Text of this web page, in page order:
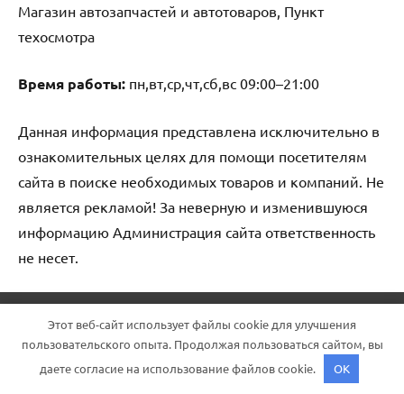
Магазин автозапчастей и автотоваров, Пункт
техосмотра
Время работы: пн,вт,ср,чт,сб,вс 09:00–21:00
Данная информация представлена исключительно в
ознакомительных целях для помощи посетителям
сайта в поиске необходимых товаров и компаний. Не
является рекламой! За неверную и изменившуюся
информацию Администрация сайта ответственность
не несет.
Этот веб-сайт использует файлы cookie для улучшения
пользовательского опыта. Продолжая пользоваться сайтом, вы
даете согласие на использование файлов cookie.
OK